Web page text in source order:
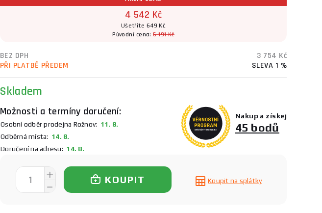
4 542 Kč
Ušetříte 649 Kč
Původní cena:5 191 Kč
BEZ DPH
3 754 Kč
PŘI PLATBĚ PŘEDEM
SLEVA 1 %
Skladem
Možnosti a termíny doručení:
Osobní odběr prodejna Rožnov: 11. 8.
Odběrná místa: 14. 8.
Doručení na adresu: 14. 8.
Nakup a získej
45 bodů
KOUPIT Koupit na splátky